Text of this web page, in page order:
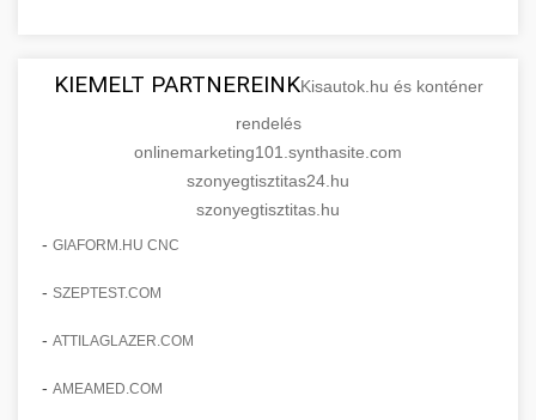
KIEMELT PARTNEREINKKisautok.hu és konténer
rendelés
onlinemarketing101.synthasite.com
szonyegtisztitas24.hu
szonyegtisztitas.hu
- GIAFORM.HU CNC
- SZEPTEST.COM
- ATTILAGLAZER.COM
- AMEAMED.COM